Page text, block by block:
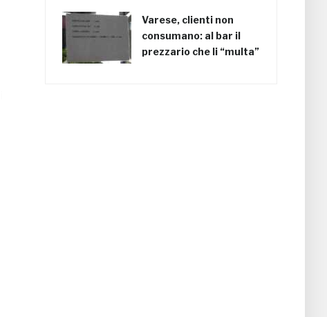
Varese, clienti non
consumano: al bar il
prezzario che li “multa”